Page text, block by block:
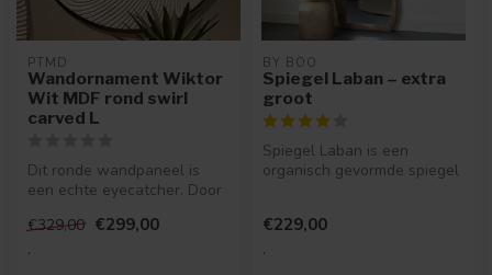
PTMD
Wandornament Wiktor
Wit MDF rond swirl
carved L
Dit ronde wandpaneel is
een echte eyecatcher. Door
wandpa...
€329,00 €299,00
.
BY BOO
Spiegel Laban – extra
groot
Spiegel Laban is een
organisch gevormde spiegel
€229,00
.